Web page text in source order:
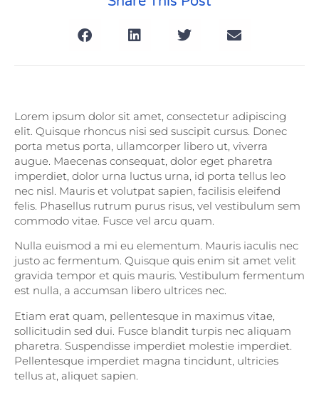
Lorem ipsum dolor sit amet, consectetur adipiscing
elit. Quisque rhoncus nisi sed suscipit cursus. Donec
porta metus porta, ullamcorper libero ut, viverra
augue. Maecenas consequat, dolor eget pharetra
imperdiet, dolor urna luctus urna, id porta tellus leo
nec nisl. Mauris et volutpat sapien, facilisis eleifend
felis. Phasellus rutrum purus risus, vel vestibulum sem
commodo vitae. Fusce vel arcu quam.
Nulla euismod a mi eu elementum. Mauris iaculis nec
justo ac fermentum. Quisque quis enim sit amet velit
gravida tempor et quis mauris. Vestibulum fermentum
est nulla, a accumsan libero ultrices nec.
Etiam erat quam, pellentesque in maximus vitae,
sollicitudin sed dui. Fusce blandit turpis nec aliquam
pharetra. Suspendisse imperdiet molestie imperdiet.
Pellentesque imperdiet magna tincidunt, ultricies
tellus at, aliquet sapien.